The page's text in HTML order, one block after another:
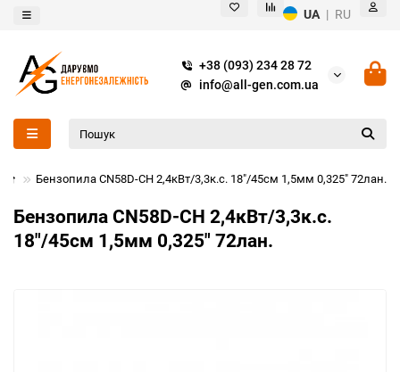
UA | RU
+38 (093) 234 28 72
info@all-gen.com.ua
Бензопила CN58D-CH 2,4кВт/3,3к.с. 18"/45см 1,5мм 0,325" 72лан.
Бензопила CN58D-CH 2,4кВт/3,3к.с.
18"/45см 1,5мм 0,325" 72лан.